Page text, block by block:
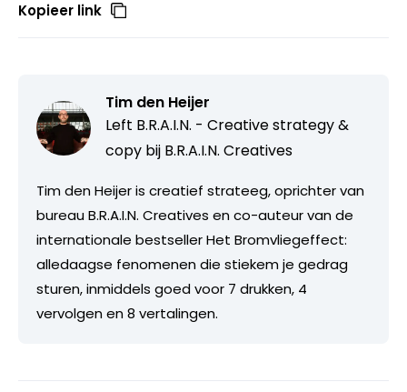
Kopieer link
Tim den Heijer
Left B.R.A.I.N. - Creative strategy &
copy bij B.R.A.I.N. Creatives
Tim den Heijer is creatief strateeg, oprichter van
bureau B.R.A.I.N. Creatives en co-auteur van de
internationale bestseller Het Bromvliegeffect:
alledaagse fenomenen die stiekem je gedrag
sturen, inmiddels goed voor 7 drukken, 4
vervolgen en 8 vertalingen.